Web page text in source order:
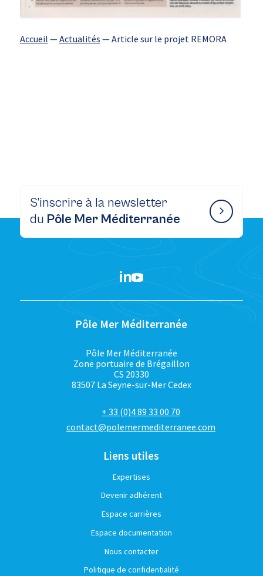
Accueil —Actualités —Article sur le projet REMORA
S’inscrire à la newsletter
du Pôle Mer Méditerranée
Pôle Mer Méditerranée
Pôle Mer Méditerranée
Zone portuaire de Brégaillon
CS 20330
83507 La Seyne-sur-Mer Cedex
+ 33 (0)4 89 33 00 70
contact@polemermediterranee.com
Liens utiles
Expertises
Devenir adhérent
Espace carrières
Espace documentation
Nous contacter
Politique de confidentialité